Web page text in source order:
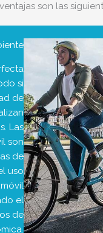
son las
si
de
Las
son
de
uso
el
de